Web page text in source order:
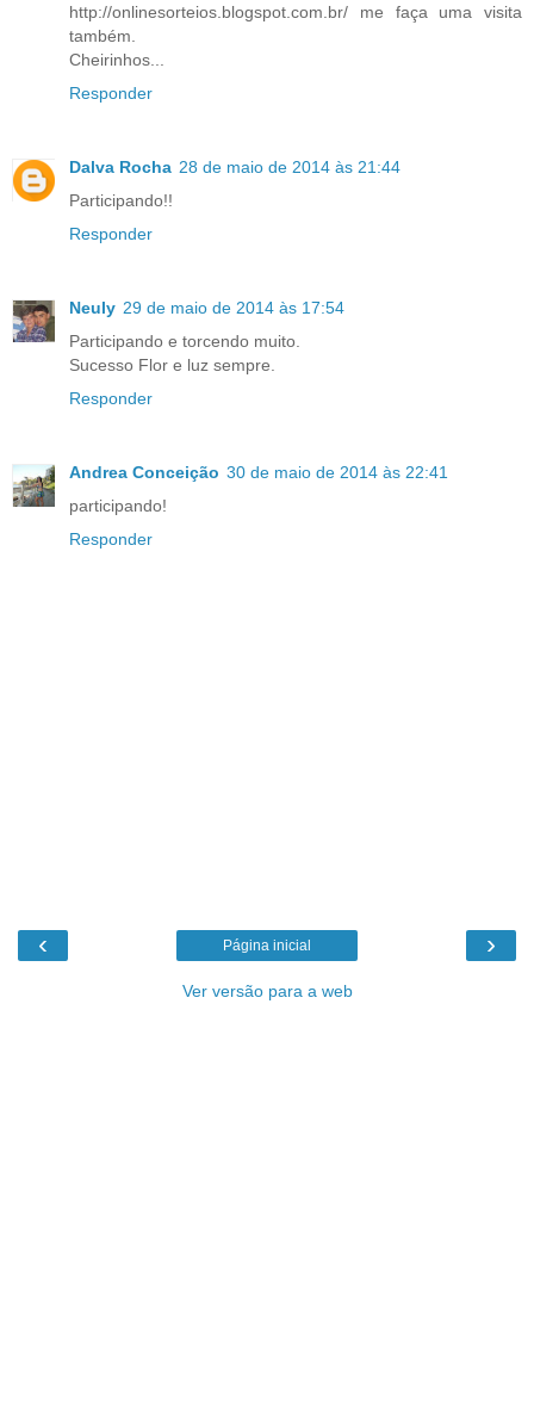
http://onlinesorteios.blogspot.com.br/ me faça uma visita
também.
Cheirinhos...
Responder
Dalva Rocha 28 de maio de 2014 às 21:44
Participando!!
Responder
Neuly 29 de maio de 2014 às 17:54
Participando e torcendo muito.
Sucesso Flor e luz sempre.
Responder
Andrea Conceição 30 de maio de 2014 às 22:41
participando!
Responder
‹ ›
Página inicial
Ver versão para a web